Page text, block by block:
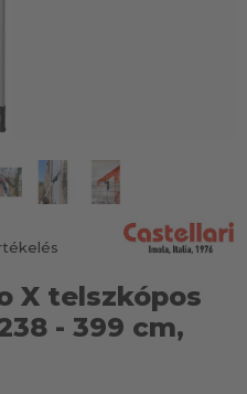
X telszkópos
- 399 cm,